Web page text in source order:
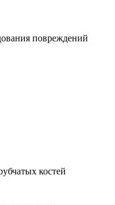
повреждений
костей